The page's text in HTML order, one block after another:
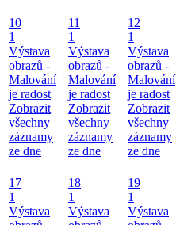
10
1
Výstava
obrazů -
Malování
je radost
Zobrazit
všechny
záznamy
ze dne
11
1
Výstava
obrazů -
Malování
je radost
Zobrazit
všechny
záznamy
ze dne
12
1
Výstava
obrazů -
Malování
je radost
Zobrazit
všechny
záznamy
ze dne
17
1
Výstava
18
1
Výstava
19
1
Výstava